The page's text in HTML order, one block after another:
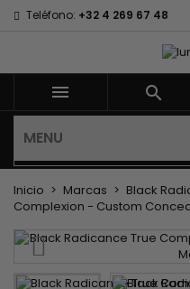
Teléfono: +32 4 269 67 48
 
MENU
Inicio Marcas Black
Complexion - Custom